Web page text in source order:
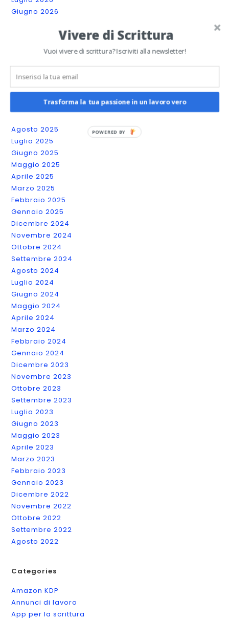
Giugno 2026
Marzo 2026
Dicembre 2025
Novembre 2025
Ottobre 2025
Agosto 2025
Luglio 2025
Giugno 2025
Maggio 2025
Aprile 2025
Marzo 2025
Febbraio 2025
Gennaio 2025
Dicembre 2024
Novembre 2024
Ottobre 2024
Settembre 2024
Agosto 2024
Luglio 2024
Giugno 2024
Maggio 2024
Aprile 2024
Marzo 2024
Febbraio 2024
Gennaio 2024
Dicembre 2023
Novembre 2023
Ottobre 2023
Settembre 2023
Luglio 2023
Giugno 2023
Maggio 2023
Aprile 2023
Marzo 2023
Febbraio 2023
Gennaio 2023
Dicembre 2022
Novembre 2022
Ottobre 2022
Settembre 2022
Agosto 2022
Categories
Amazon KDP
Annunci di lavoro
App per la scrittura
Vivere di Scrittura
Vuoi vivere di scrittura? Iscriviti alla newsletter!
Trasforma la tua passione in un lavoro vero